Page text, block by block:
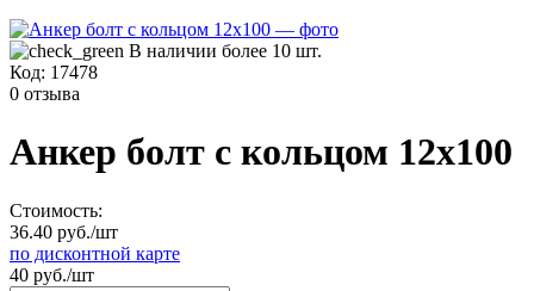
В наличии более 10 шт.
Код: 17478
0 отзыва
Анкер болт с кольцом 12х100
Стоимость:
36.40 руб./шт
по дисконтной карте
40 руб./шт